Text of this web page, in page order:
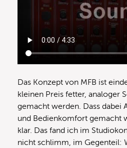
Das Konzept von MFB ist
kleinen Preis fetter, analoger
gemacht werden. Dass dabei
und Bedienkomfort gemacht
klar. Das fand ich im
nicht schlimm, im Gegenteil: